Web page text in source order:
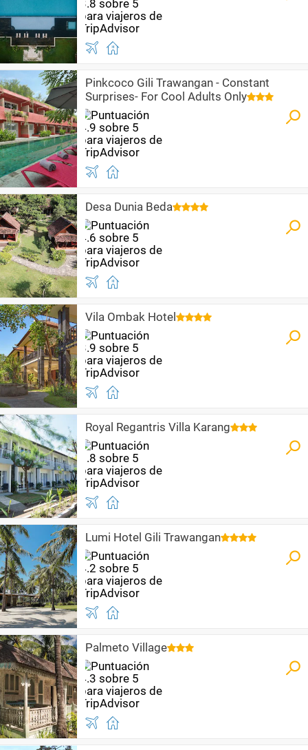
Pinkcoco Gili Trawangan - Constant
Surprises- For Cool Adults Only
Desa Dunia Beda
Vila Ombak Hotel
Royal Regantris Villa Karang
Lumi Hotel Gili Trawangan
Palmeto Village